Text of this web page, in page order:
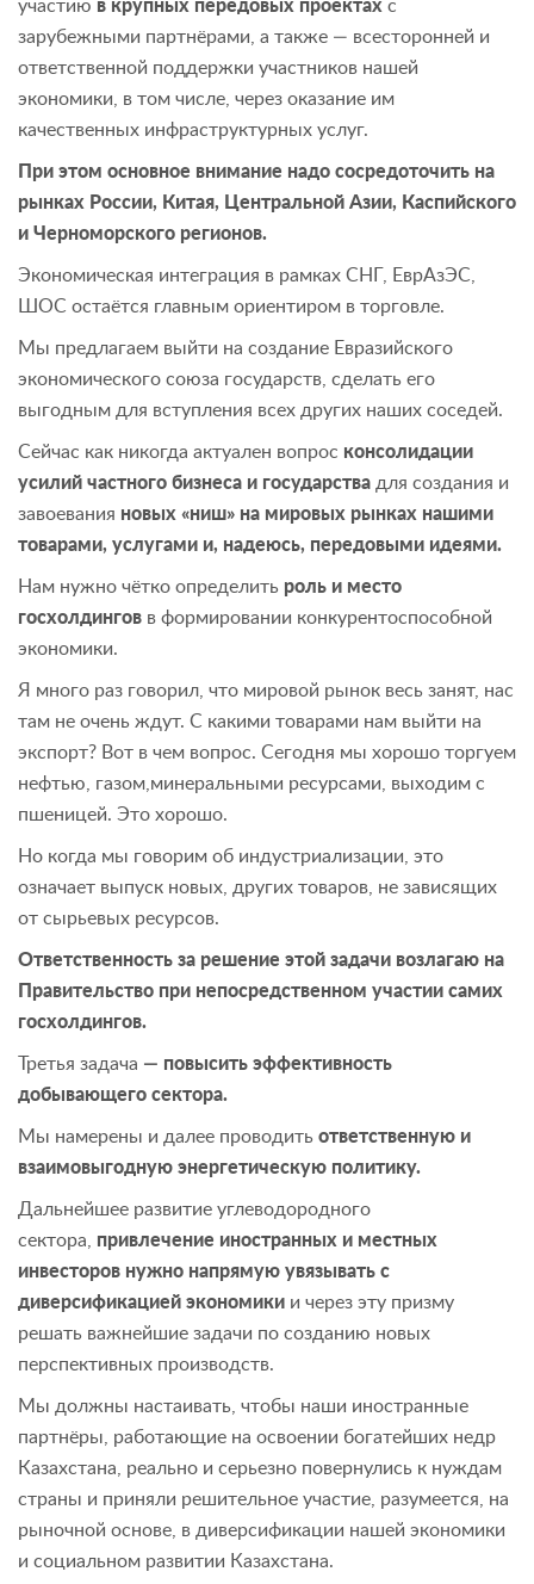
участию в крупных передовых проектах с
зарубежными партнёрами, а также — всесторонней и
ответственной поддержки участников нашей
экономики, в том числе, через оказание им
качественных инфраструктурных услуг.
При этом основное внимание надо сосредоточить на
рынках России, Китая, Центральной Азии, Каспийского
и Черноморского регионов.
Экономическая интеграция в рамках СНГ, ЕврАзЭС,
ШОС остаётся главным ориентиром в торговле.
Мы предлагаем выйти на создание Евразийского
экономического союза государств, сделать его
выгодным для вступления всех других наших соседей.
Сейчас как никогда актуален вопрос консолидации
усилий частного бизнеса и государства для создания и
завоевания новых «ниш» на мировых рынках нашими
товарами, услугами и, надеюсь, передовыми идеями.
Нам нужно чётко определить роль и место
госхолдингов в формировании конкурентоспособной
экономики.
Я много раз говорил, что мировой рынок весь занят, нас
там не очень ждут. С какими товарами нам выйти на
экспорт? Вот в чем вопрос. Сегодня мы хорошо торгуем
нефтью, газом,минеральными ресурсами, выходим с
пшеницей. Это хорошо.
Но когда мы говорим об индустриализации, это
означает выпуск новых, других товаров, не зависящих
от сырьевых ресурсов.
Ответственность за решение этой задачи возлагаю на
Правительство при непосредственном участии самих
госхолдингов.
Третья задача — повысить эффективность
добывающего сектора.
Мы намерены и далее проводить ответственную и
взаимовыгодную энергетическую политику.
Дальнейшее развитие углеводородного
сектора, привлечение иностранных и местных
инвесторов нужно напрямую увязывать с
диверсификацией экономики и через эту призму
решать важнейшие задачи по созданию новых
перспективных производств.
Мы должны настаивать, чтобы наши иностранные
партнёры, работающие на освоении богатейших недр
Казахстана, реально и серьезно повернулись к нуждам
страны и приняли решительное участие, разумеется, на
рыночной основе, в диверсификации нашей экономики
и социальном развитии Казахстана.